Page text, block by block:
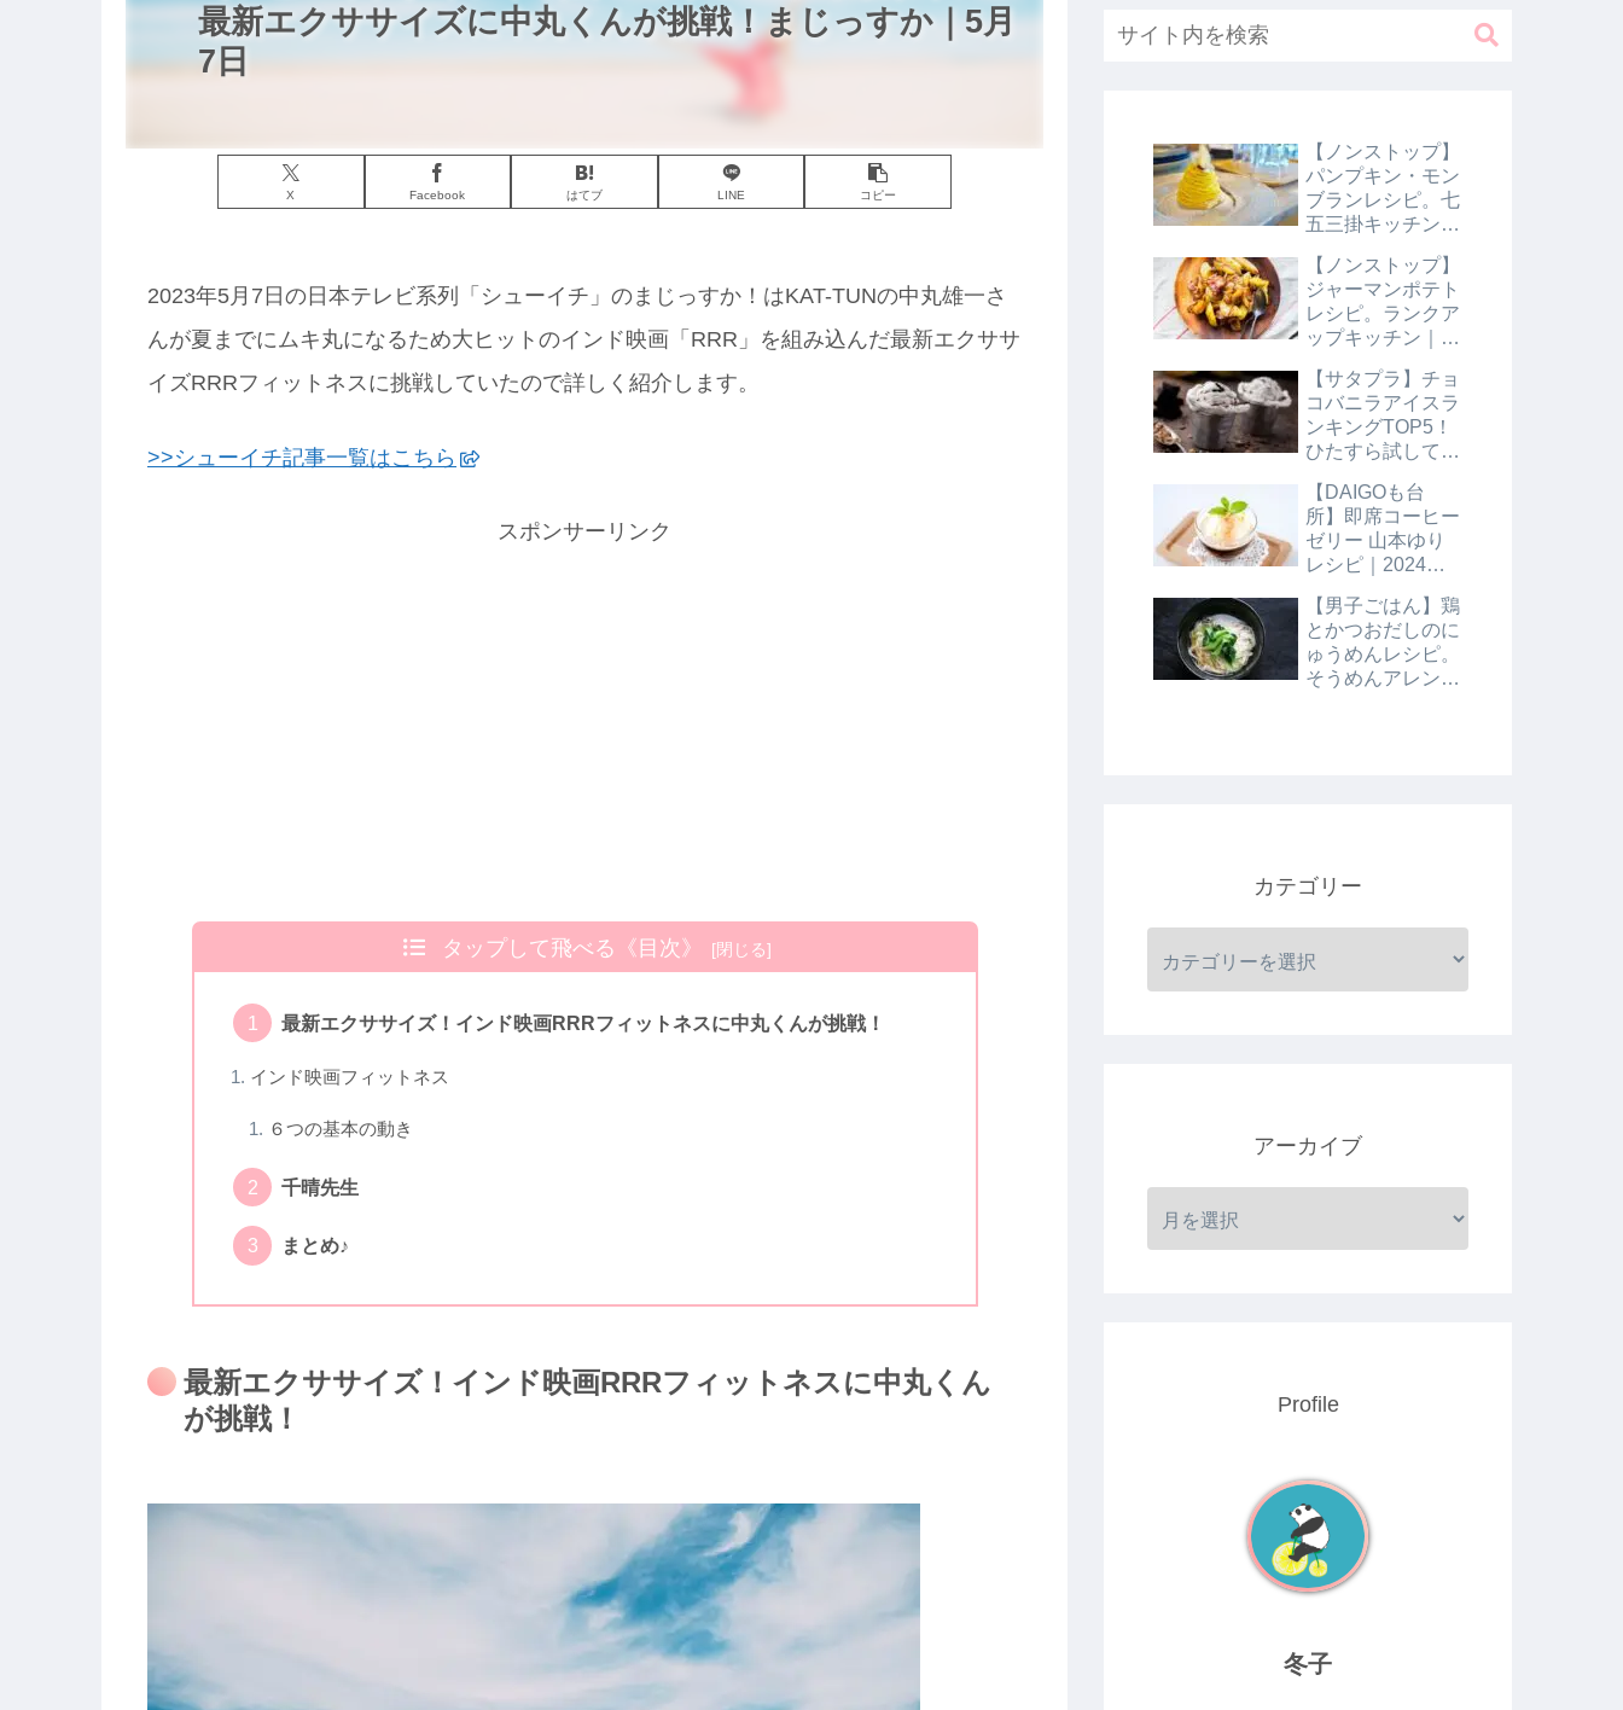
最新エクササイズに中丸くんが挑戦！まじっすか｜5月
7日
X Facebook はてブ LINE コピー
2023年5月7日の日本テレビ系列「シューイチ」のまじっすか！はKAT-TUNの中丸雄一さ
んが夏までにムキ丸になるため大ヒットのインド映画「RRR」を組み込んだ最新エクササ
イズRRRフィットネスに挑戦していたので詳しく紹介します。
>>シューイチ記事一覧はこちら
スポンサーリンク
タップして飛べる《目次》
最新エクササイズ！インド映画RRRフィットネスに中丸くんが挑戦！
インド映画フィットネス
６つの基本の動き
千晴先生
まとめ♪
最新エクササイズ！インド映画RRRフィットネスに中丸くん
が挑戦！
【ノンストップ】
パンプキン・モン
ブランレシピ。七
五三掛キッチン｜
【ノンストップ】
ジャーマンポテト
レシピ。ランクア
ップキッチン｜10
【サタプラ】チョ
コバニラアイスラ
ンキングTOP5！
ひたすら試してラ
日【サタデープラ
ス】
【DAIGOも台
所】即席コーヒー
ゼリー 山本ゆり
レシピ｜2024年8
【男子ごはん】鶏
とかつおだしのに
ゅうめんレシピ。
そうめんアレンジ
カテゴリー
アーカイブ
Profile
冬子